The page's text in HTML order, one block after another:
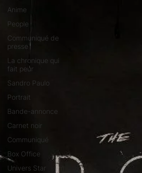
Anime
People
Communiqué de
presse
La chronique qui
fait peur
Sandro Paulo
Portrait
Bande-annonce
Carnet noir
Communiqué
Box Office
Univers Star